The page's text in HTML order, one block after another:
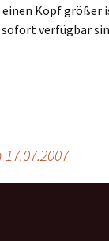
Kopf größer
verfügbar